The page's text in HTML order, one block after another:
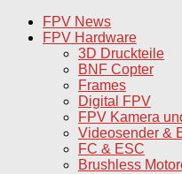
FPV News
FPV Hardware
3D Druckteile
BNF Copter
Frames
Digital FPV
FPV Kamera
Videosender &
FC & ESC
Brushless